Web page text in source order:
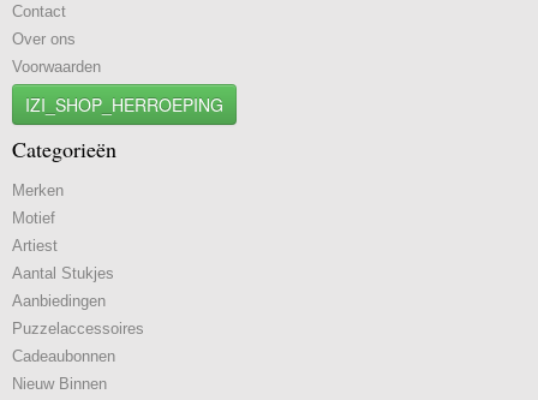
Contact
Over ons
Voorwaarden
IZI_SHOP_HERROEPING
Categorieën
Merken
Motief
Artiest
Aantal Stukjes
Aanbiedingen
Puzzelaccessoires
Cadeaubonnen
Nieuw Binnen